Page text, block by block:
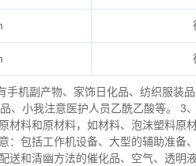
手机副产物、家饰日化品、纺织服装
、小我注意医护人员乙酰乙酸等。 3
材料和原材料，如材料、泡沫塑料原
：包括工作机设备、大型的辅助准备
送和清幽方法的催化品、空气、透明